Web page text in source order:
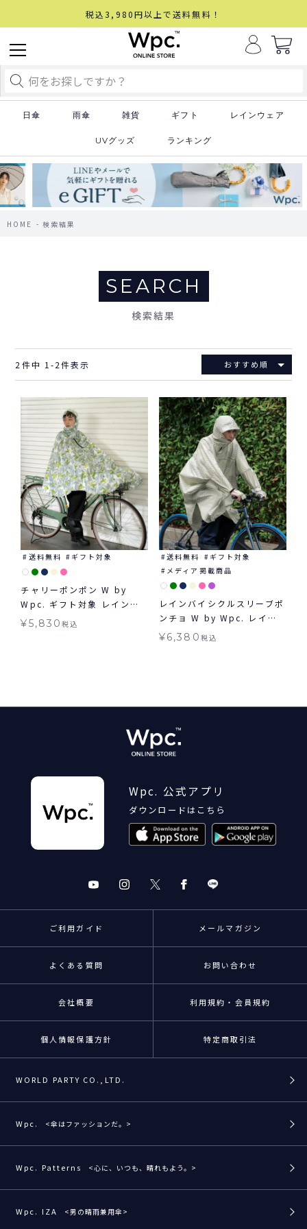
税込3,980円以上で送料無料！
日傘 雨傘 雑貨 ギフト レインウェア
UVグッズ ランキング
HOME 検索結果
SEARCH
検索結果
おすすめ順
2 件中 1 -2件表示
送料無料 ギフト対象
チャリーポンポン W by
Wpc. ギフト対象 レインポ
ンチョ 送料無料
¥5,830税込
送料無料
ギフト対象
メディア掲載商品
レインバイシクルスリーブポ
ンチョ W by Wpc. レイン
ポンチョ 送料無料 ギフト対
¥6,380 税込
Wpc. 公式アプリ
ダウンロードはこちら
ご利用ガイド メールマガジン
よくある質問 お問い合わせ
会社概要 利用規約・会員規約
個人情報保護方針 特定商取引法
WORLD PARTY CO.,LTD.
Wpc. <傘はファッションだ。>
Wpc. Patterns <心に、いつも、晴れもよう。>
Wpc. IZA <男の晴雨兼用傘>